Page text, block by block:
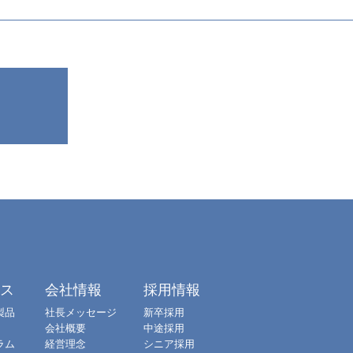
ス
品
ム
会社情報
社長メッセージ
会社概要
経営理念
採用情報
新卒採用
中途採用
シニア採用